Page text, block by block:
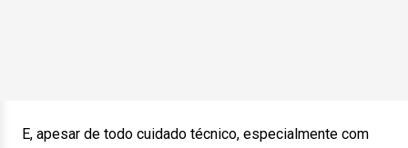
E, apesar de todo cuidado técnico, especialmente com